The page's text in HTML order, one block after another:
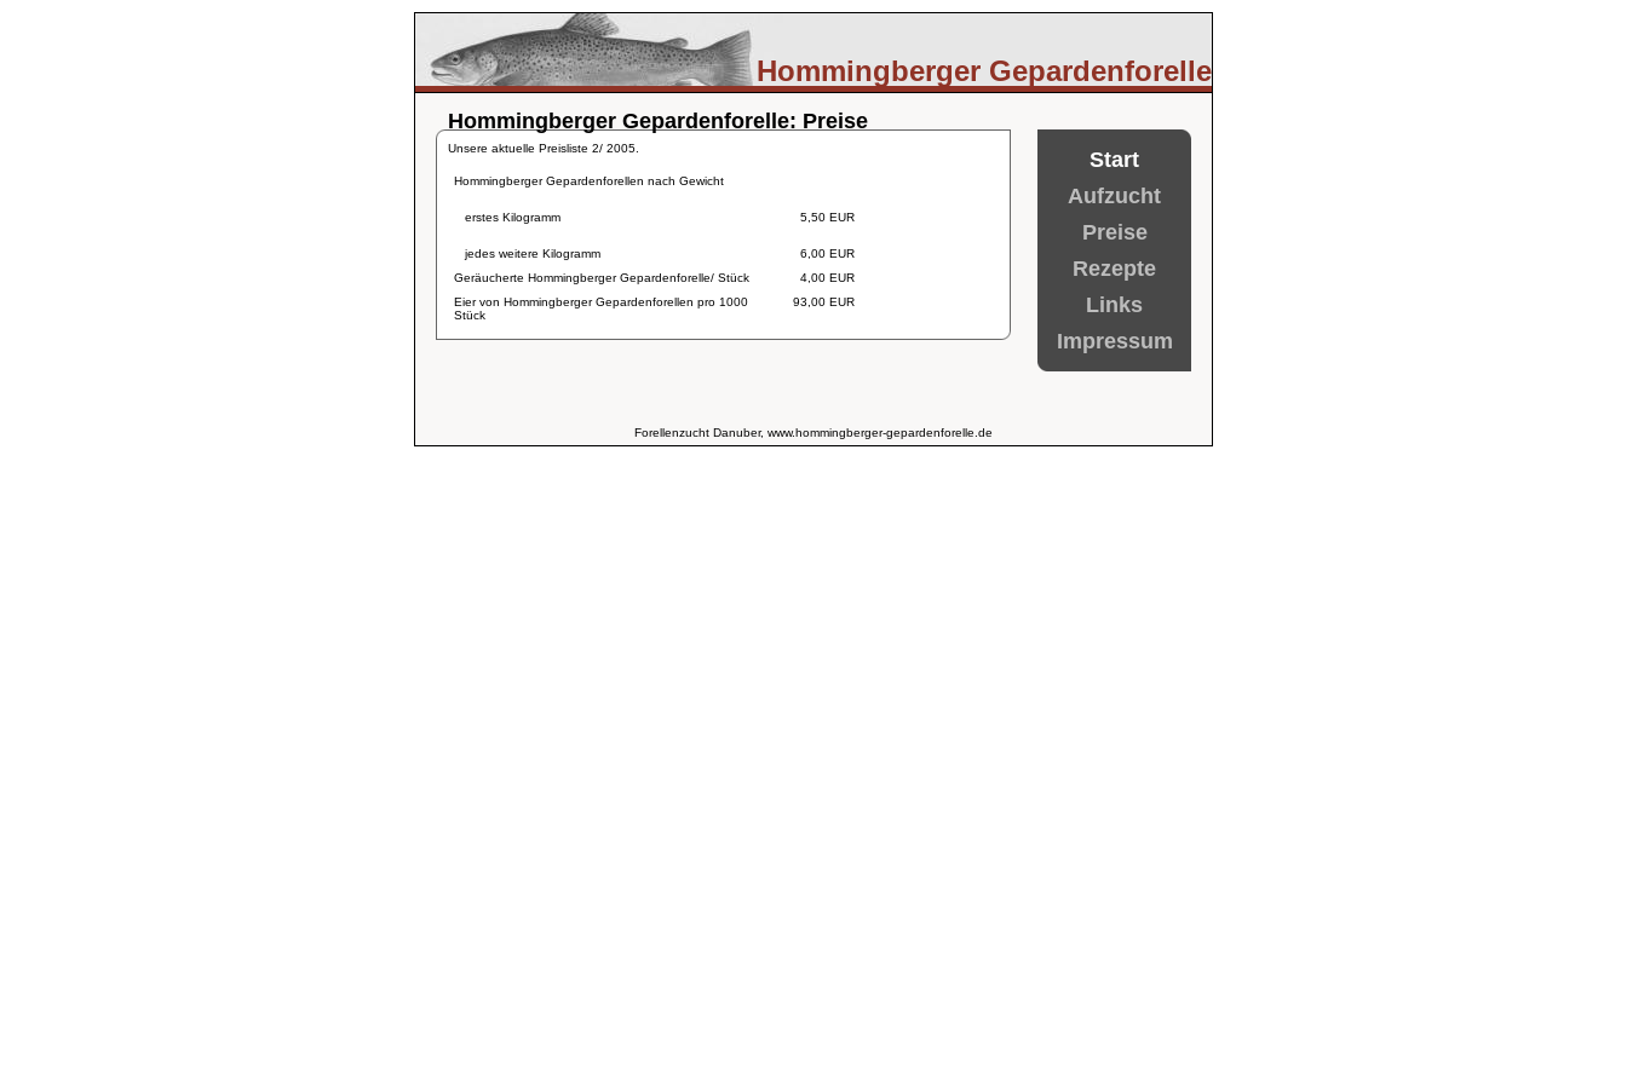
Hommingberger Gepardenforelle
Hommingberger Gepardenforelle: Preise
Unsere aktuelle Preisliste 2/ 2005.
Hommingberger Gepardenforellen nach Gewicht
erstes Kilogramm 5,50 EUR
jedes weitere Kilogramm
6,00 EUR
Geräucherte Hommingberger Gepardenforelle/ Stück
4,00 EUR
Eier von Hommingberger Gepardenforellen pro 1000
Stück
93,00 EUR
Start
Aufzucht
Preise
Rezepte
Links
Impressum
Forellenzucht Danuber, www.hommingberger-gepardenforelle.de